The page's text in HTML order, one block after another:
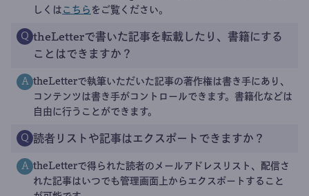
しくは こちら をご覧ください。
Q theLetterで書いた記事を転載したり、書籍にする
ことはできますか？
A theLetterで執筆いただいた記事の著作権は書き手にあり、
コンテンツは書き手がコントロールできます。書籍化などは
自由に行うことができます。
Q 読者リストや記事はエクスポートできますか？
A theLetterで得られた読者のメールアドレスリスト、配信さ
れた記事はいつでも管理画面上からエクスポートすること